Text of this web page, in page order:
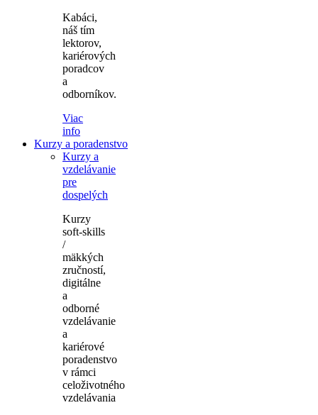
Kabáci,
náš tím
lektorov,
kariérových
poradcov
a
odborníkov.
Viac
info
Kurzy a poradenstvo
Kurzy a
vzdelávanie
pre
dospelých
Kurzy
soft-skills
/
mäkkých
zručností,
digitálne
a
odborné
vzdelávanie
a
kariérové
poradenstvo
v rámci
celoživotného
vzdelávania